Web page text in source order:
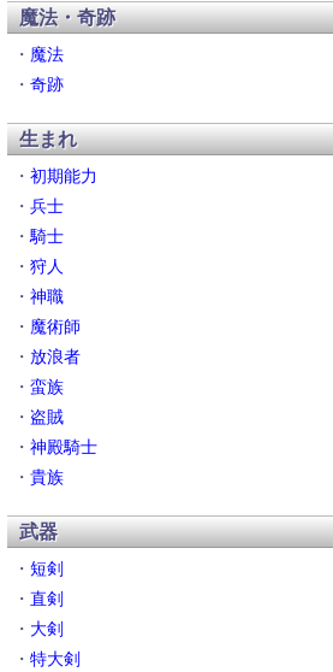
魔法・奇跡
・ 魔法
・ 奇跡
生まれ
・ 初期能力
・ 兵士
・騎士
・ 狩人
・ 神職
・ 魔術師
・ 放浪者
・ 蛮族
・ 盗賊
・ 神殿騎士
・ 貴族
武器
・ 短剣
・ 直剣
・ 大剣
・ 特大剣